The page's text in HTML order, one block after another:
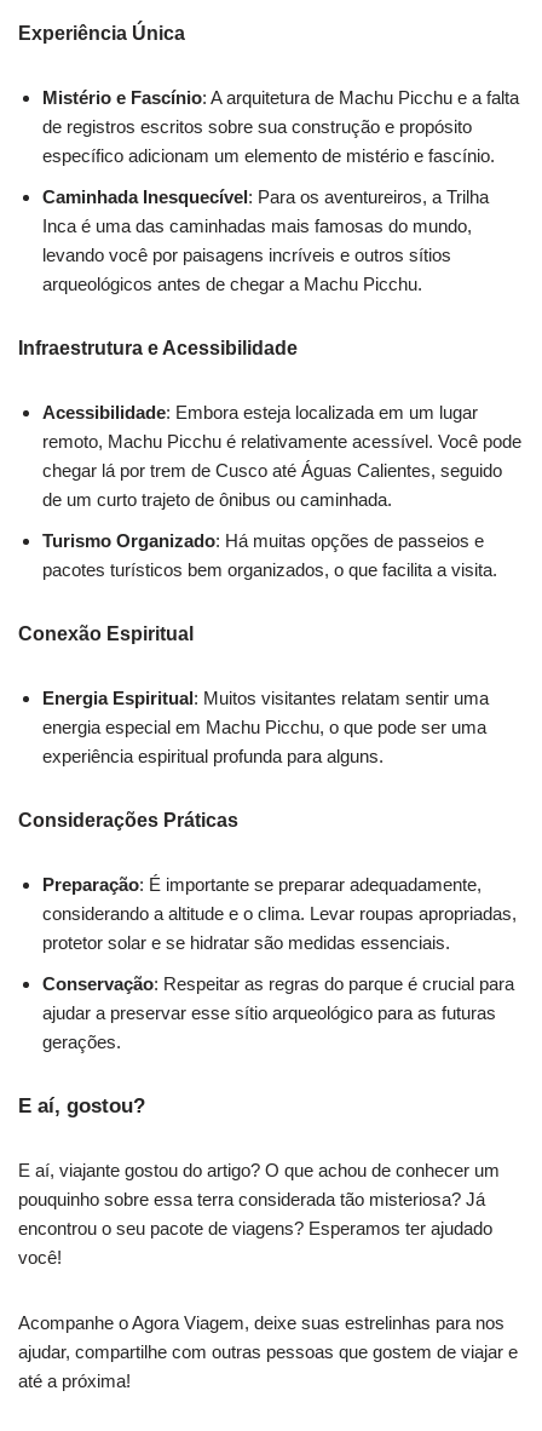
Experiência Única
Mistério e Fascínio: A arquitetura de Machu Picchu e a falta
de registros escritos sobre sua construção e propósito
específico adicionam um elemento de mistério e fascínio.
Caminhada Inesquecível: Para os aventureiros, a Trilha
Inca é uma das caminhadas mais famosas do mundo,
levando você por paisagens incríveis e outros sítios
arqueológicos antes de chegar a Machu Picchu.
Infraestrutura e Acessibilidade
Acessibilidade: Embora esteja localizada em um lugar
remoto, Machu Picchu é relativamente acessível. Você pode
chegar lá por trem de Cusco até Águas Calientes, seguido
de um curto trajeto de ônibus ou caminhada.
Turismo Organizado: Há muitas opções de passeios e
pacotes turísticos bem organizados, o que facilita a visita.
Conexão Espiritual
Energia Espiritual: Muitos visitantes relatam sentir uma
energia especial em Machu Picchu, o que pode ser uma
experiência espiritual profunda para alguns.
Considerações Práticas
Preparação: É importante se preparar adequadamente,
considerando a altitude e o clima. Levar roupas apropriadas,
protetor solar e se hidratar são medidas essenciais.
Conservação: Respeitar as regras do parque é crucial para
ajudar a preservar esse sítio arqueológico para as futuras
gerações.
E aí, gostou?
E aí, viajante gostou do artigo? O que achou de conhecer um
pouquinho sobre essa terra considerada tão misteriosa? Já
encontrou o seu pacote de viagens? Esperamos ter ajudado
você!
Acompanhe o Agora Viagem, deixe suas estrelinhas para nos
ajudar, compartilhe com outras pessoas que gostem de viajar e
até a próxima!